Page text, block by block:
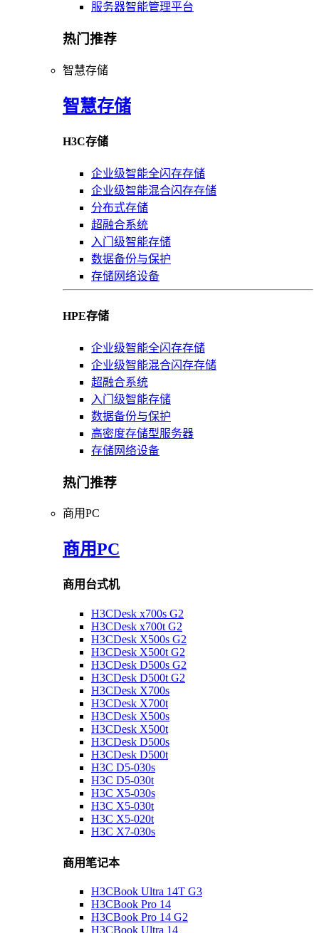
服务器智能管理平台
热门推荐
智慧存储
智慧存储
H3C存储
企业级智能全闪存存储
企业级智能混合闪存存储
分布式存储
超融合系统
入门级智能存储
数据备份与保护
存储网络设备
HPE存储
企业级智能全闪存存储
企业级智能混合闪存存储
超融合系统
入门级智能存储
数据备份与保护
高密度存储型服务器
存储网络设备
热门推荐
商用PC
商用PC
商用台式机
H3CDesk x700s G2
H3CDesk x700t G2
H3CDesk X500s G2
H3CDesk X500t G2
H3CDesk D500s G2
H3CDesk D500t G2
H3CDesk X700s
H3CDesk X700t
H3CDesk X500s
H3CDesk X500t
H3CDesk D500s
H3CDesk D500t
H3C D5-030s
H3C D5-030t
H3C X5-030s
H3C X5-030t
H3C X5-020t
H3C X7-030s
商用笔记本
H3CBook Ultra 14T G3
H3CBook Pro 14
H3CBook Pro 14 G2
H3CBook Ultra 14